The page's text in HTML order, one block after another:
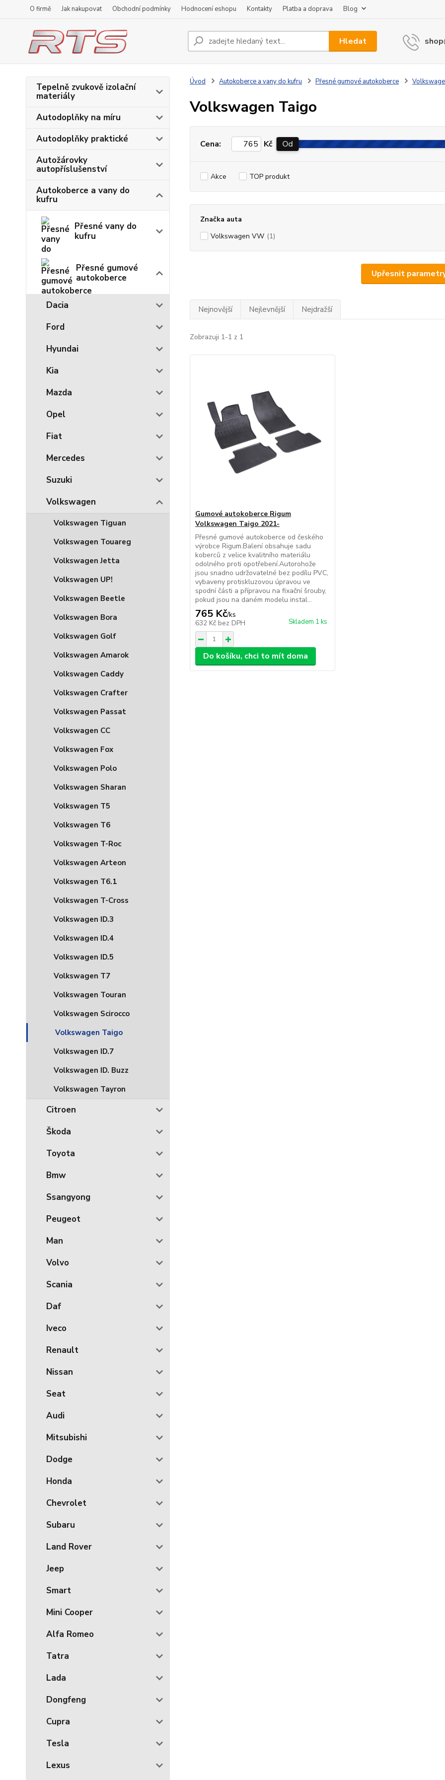
O firmě Jak nakupovat Obchodní podmínky Hodnocení eshopu Kontakty Platba a doprava Blog
Hledat
Tepelně zvukově izolační
materiály
Autodoplňky na míru
Autodoplňky praktické
Autožárovky
autopříslušenství
Autokoberce a vany do
kufru
Přesné vany do
kufru
Přesné gumové
autokoberce
Dacia
Ford
Hyundai
Kia
Mazda
Opel
Fiat
Mercedes
Suzuki
Volkswagen
Volkswagen Tiguan
Volkswagen Touareg
Volkswagen Jetta
Volkswagen UP!
Volkswagen Beetle
Volkswagen Bora
Volkswagen Golf
Volkswagen Amarok
Volkswagen Caddy
Volkswagen Crafter
Volkswagen Passat
Volkswagen CC
Volkswagen Fox
Volkswagen Polo
Volkswagen Sharan
Volkswagen T5
Volkswagen T6
Volkswagen T-Roc
Volkswagen Arteon
Volkswagen T6.1
Volkswagen T-Cross
Volkswagen ID.3
Volkswagen ID.4
Volkswagen ID.5
Volkswagen T7
Volkswagen Touran
Volkswagen Scirocco
Volkswagen Taigo
Volkswagen ID.7
Volkswagen ID. Buzz
Volkswagen Tayron
Citroen
Škoda
Toyota
Bmw
Ssangyong
Peugeot
Man
Volvo
Scania
Daf
Iveco
Renault
Nissan
Seat
Audi
Mitsubishi
Dodge
Honda
Chevrolet
Subaru
Land Rover
Jeep
Smart
Mini Cooper
Alfa Romeo
Tatra
Lada
Dongfeng
Cupra
Tesla
Lexus
Úvod Autokoberce a vany do kufru Přesné gumové autokoberce
Volkswagen Taigo
Upřesnit
Cena: Kč Od
Akce TOP produkt
Značka auta
Volkswagen VW (1)
Nejnovější Nejlevnější Nejdražší
Zobrazuji 1-1 z 1
Gumové autokoberce Rigum
Volkswagen Taigo 2021-
Přesné gumové autokoberce od českého
výrobce Rigum.Balení obsahuje sadu
koberců z velice kvalitního materiálu
odolného proti opotřebení.Autorohože
jsou snadno udržovatelné bez podílu PVC,
vybaveny protiskluzovou úpravou ve
spodní části a přípravou na fixační šrouby,
pokud jsou na daném modelu instal...
765 Kč/ks
632 Kč bez DPH Skladem 1 ks
Do košíku, chci to mít doma